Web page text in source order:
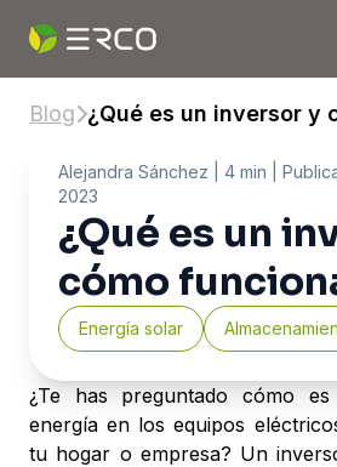
Blog ¿Qué es un inversor y
Alejandra Sánchez | 4 min |
2023
¿Qué es un
cómo
Energía solar
¿Te has preguntado cómo
energía en los equipos
tu hogar o empresa? Un